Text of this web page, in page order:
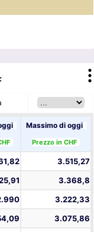
Massimo di oggi
Prezzo in CHF
3.515,27
3.368,8
3.222,33
3.075,86